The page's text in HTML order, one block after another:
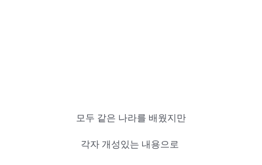
모두 같은 나라를 배웠지만
각자 개성있는 내용으로